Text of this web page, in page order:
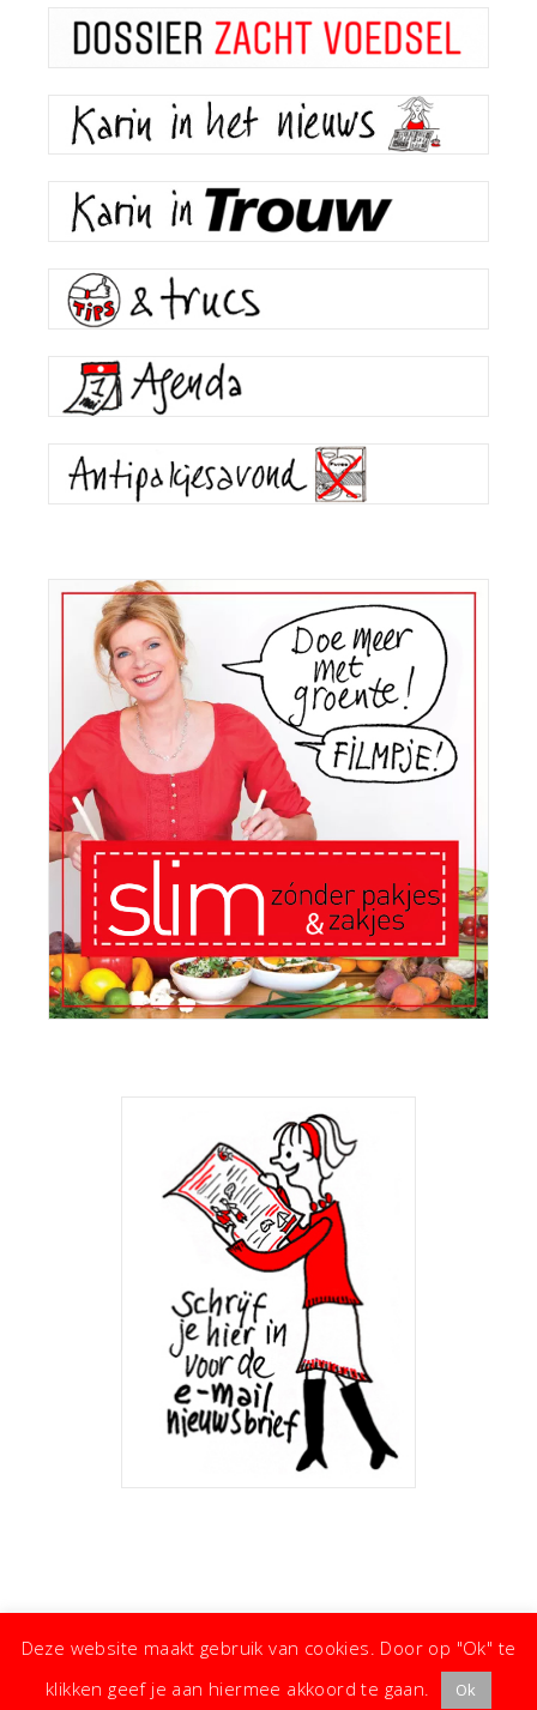
Deze website maakt gebruik van cookies. Door op "Ok" te
klikken geef je aan hiermee akkoord te gaan.
Ok